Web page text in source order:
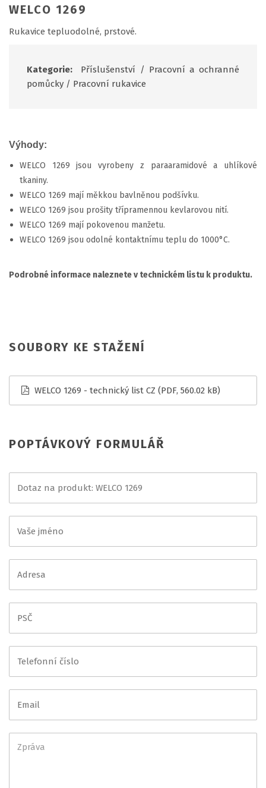
WELCO 1269
Rukavice tepluodolné, prstové.
Kategorie: Příslušenství / Pracovní a ochranné
pomůcky / Pracovní rukavice
Výhody:
WELCO 1269 jsou vyrobeny z paraaramidové a uhlíkové
tkaniny.
WELCO 1269 mají měkkou bavlněnou podšívku.
WELCO 1269 jsou prošity třípramennou kevlarovou nití.
WELCO 1269 mají pokovenou manžetu.
WELCO 1269 jsou odolné kontaktnímu teplu do 1000°C.
Podrobné informace naleznete v technickém listu k produktu.
SOUBORY KE STAŽENÍ
WELCO 1269 - technický list CZ (PDF, 560.02 kB)
POPTÁVKOVÝ FORMULÁŘ